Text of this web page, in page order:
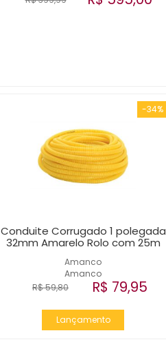
-34%
Amanco
Amanco
Conduite Corrugado 1 polegada
32mm Amarelo Rolo com 25m
R$ 59,80 R$ 79,95
Lançamento